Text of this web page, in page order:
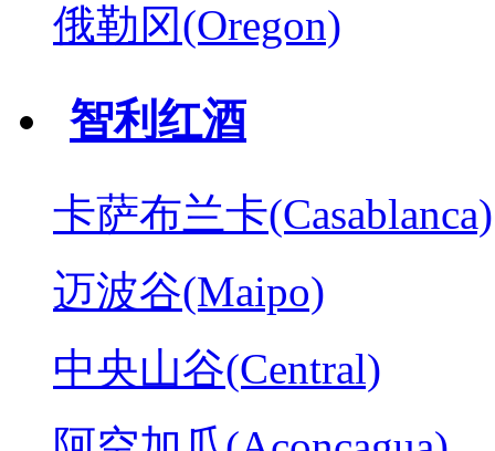
俄勒冈(Oregon)
智利红酒
卡萨布兰卡(Casablanca)
迈波谷(Maipo)
中央山谷(Central)